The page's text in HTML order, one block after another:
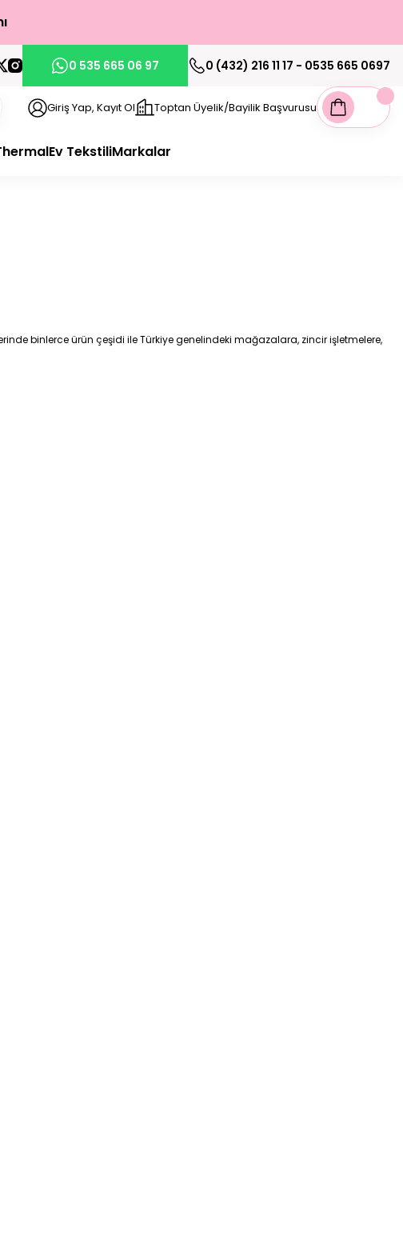
0 535 665 06 97 0 (432) 216 11 17 - 0535 665 0697
Giriş Yap, Kayıt Ol Toptan Üyelik/Bayilik Başvurusu
Ev TekstiliMarkalar
binlerce ürün çeşidi ile Türkiye genelindeki mağazalara, zincir işletmelere,